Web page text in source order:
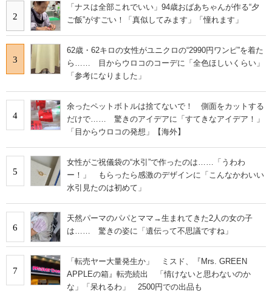
2
「ナスは全部これでいい」94歳おばあちゃんが作る“夕
ご飯”がすごい！「真似してみます」「憧れます」
3
62歳・62キロの女性がユニクロの“2990円ワンピ”を着た
ら…… 目からウロコのコーデに「全色ほしいくらい」
「参考になりました」
4
余ったペットボトルは捨てないで！ 側面をカットする
だけで…… 驚きのアイデアに「すてきなアイデア！」
「目からウロコの発想」【海外】
5
女性がご祝儀袋の“水引”で作ったのは……「うわわ
ー！」 もらったら感激のデザインに「こんなかわいい
水引見たのは初めて」
6
天然パーマのパパとママ→生まれてきた2人の女の子
は…… 驚きの姿に「遺伝って不思議ですね」
7
「転売ヤー大量発生か」 ミスド、『Mrs. GREEN
APPLEの箱』転売続出 「情けないと思わないのか
な」「呆れるわ」 2500円での出品も